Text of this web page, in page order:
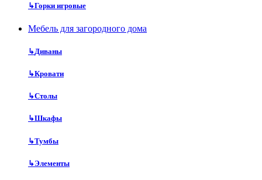
↳Горки игровые
Мебель для загородного дома
↳Диваны
↳Кровати
↳Столы
↳Шкафы
↳Тумбы
↳Элементы